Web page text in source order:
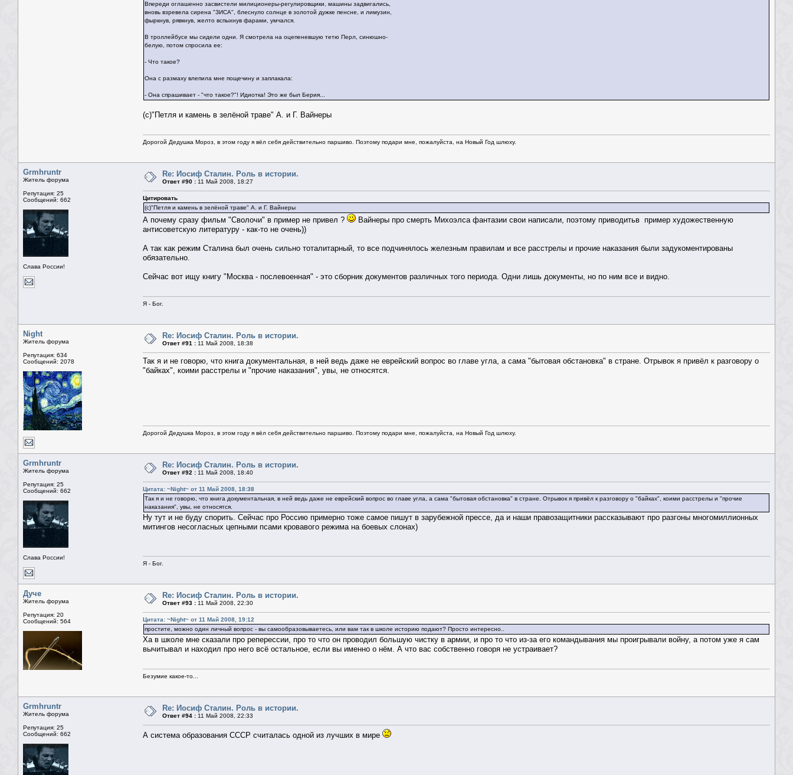
Впереди оглашенно засвистели милиционеры-регулировщики, машины задвигались,
вновь взревела сирена "ЗИСА", блеснуло солнце в золотой дужке пенсне, и лимузин,
фыркнув, рявкнув, желто вспыхнув фарами, умчался.
В троллейбусе мы сидели одни. Я смотрела на оцепеневшую тетю Перл, синюшно-
белую, потом спросила ее:
- Что такое?
Она с размаху влепила мне пощечину и заплакала:
- Она спрашивает - "что такое?"! Идиотка! Это же был Берия...
(с)"Петля и камень в зелёной траве" А. и Г. Вайнеры
Дорогой Дедушка Мороз, в этом году я вёл себя действительно паршиво. Поэтому подари мне, пожалуйста, на Новый Год шлюху.
Grmhruntr
Житель форума
Репутация: 25
Сообщений: 662
Слава России!
Re: Иосиф Сталин. Роль в истории.
Ответ #90 : 11 Май 2008, 18:27
Цитировать
(с)"Петля и камень в зелёной траве" А. и Г. Вайнеры
А почему сразу фильм "Сволочи" в пример не привел ?
Вайнеры про смерть Михоэлса фантазии свои написали, поэтому приводитьв пример художественную
антисоветскую литературу - как-то не очень))
А так как режим Сталина был очень сильно тоталитарный, то все подчинялось железным правилам и все расстрелы и прочие наказания были задукоментированы
обязательно.
Сейчас вот ищу книгу "Москва - послевоенная" - это сборник документов различных того периода. Одни лишь документы, но по ним все и видно.
Я - Бог.
Night
Житель форума
Репутация: 634
Сообщений: 2078
Re: Иосиф Сталин. Роль в истории.
Ответ #91 : 11 Май 2008, 18:38
Так я и не говорю, что книга документальная, в ней ведь даже не еврейский вопрос во главе угла, а сама "бытовая обстановка" в стране. Отрывок я привёл к разговору о
"байках", коими расстрелы и "прочие наказания", увы, не относятся.
Дорогой Дедушка Мороз, в этом году я вёл себя действительно паршиво. Поэтому подари мне, пожалуйста, на Новый Год шлюху.
Grmhruntr
Житель форума
Репутация: 25
Сообщений: 662
Слава России!
Re: Иосиф Сталин. Роль в истории.
Ответ #92 : 11 Май 2008, 18:40
Цитата: ~Night~ от 11 Май 2008, 18:38
Так я и не говорю, что книга документальная, в ней ведь даже не еврейский вопрос во главе угла, а сама "бытовая обстановка" в стране. Отрывок я привёл к разговору о "байках", коими расстрелы и "прочие
наказания", увы, не относятся.
Ну тут и не буду спорить. Сейчас про Россию примерно тоже самое пишут в зарубежной прессе, да и наши правозащитники рассказывают про разгоны многомиллионных
митингов несогласных цепными псами кровавого режима на боевых слонах)
Я - Бог.
Дуче
Житель форума
Репутация: 20
Сообщений: 564
Re: Иосиф Сталин. Роль в истории.
Ответ #93 : 11 Май 2008, 22:30
Цитата: ~Night~ от 11 Май 2008, 19:12
простите, можно один личный вопрос - вы самообразовываетесь, или вам так в школе историю подают? Просто интересно..
Ха в школе мне сказали про реперессии, про то что он проводил большую чистку в армии, и про то что из-за его командывания мы проигрывали войну, а потом уже я сам
вычитывал и находил про него всё остальное, если вы именно о нём. А что вас собственно говоря не устраивает?
Безумие какое-то...
Grmhruntr
Житель форума
Репутация: 25
Сообщений: 662
Re: Иосиф Сталин. Роль в истории.
Ответ #94 : 11 Май 2008, 22:33
А система образования СССР считалась одной из лучших в мире